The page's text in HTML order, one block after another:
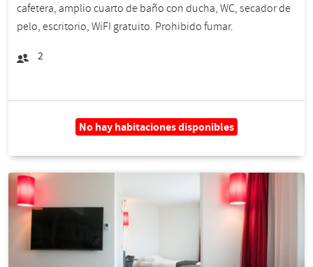
cafetera, amplio cuarto de baño con ducha, WC, secador de
pelo, escritorio, WiFI gratuito. Prohibido fumar.
2
No hay habitaciones disponibles